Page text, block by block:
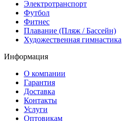
Электротранспорт
Футбол
Фитнес
Плавание (Пляж / Бассейн)
Художественная гимнастика
Информация
О компании
Гарантия
Доставка
Контакты
Услуги
Оптовикам